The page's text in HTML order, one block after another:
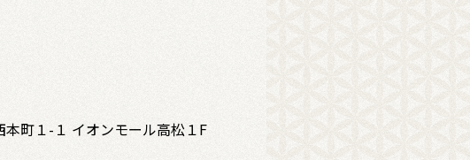
本町１-１ イオンモール高松１F